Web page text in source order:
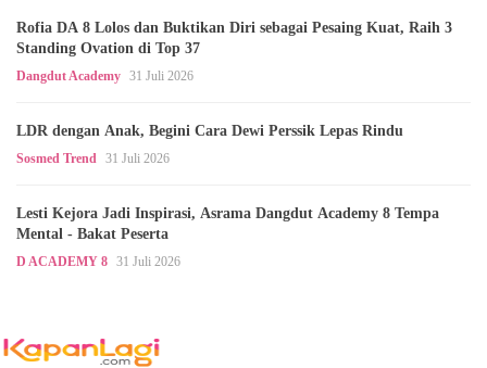
Rofia DA 8 Lolos dan Buktikan Diri sebagai Pesaing Kuat, Raih 3
Standing Ovation di Top 37
Dangdut Academy 31 Juli 2026
LDR dengan Anak, Begini Cara Dewi Perssik Lepas Rindu
Sosmed Trend 31 Juli 2026
Lesti Kejora Jadi Inspirasi, Asrama Dangdut Academy 8 Tempa
Mental - Bakat Peserta
D ACADEMY 8 31 Juli 2026